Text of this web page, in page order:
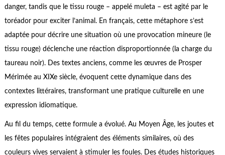
danger, tandis que le tissu rouge – appelé muleta – est agité par le
toréador pour exciter l’animal. En français, cette métaphore s’est
adaptée pour décrire une situation où une provocation mineure (le
tissu rouge) déclenche une réaction disproportionnée (la charge du
taureau noir). Des textes anciens, comme les œuvres de Prosper
Mérimée au XIXe siècle, évoquent cette dynamique dans des
contextes littéraires, transformant une pratique culturelle en une
expression idiomatique.
Au fil du temps, cette formule a évolué. Au Moyen Âge, les joutes et
les fêtes populaires intégraient des éléments similaires, où des
couleurs vives servaient à stimuler les foules. Des études historiques